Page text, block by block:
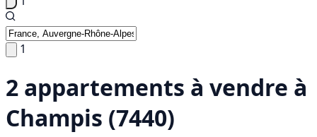
1
2 appartements à vendre à
Champis (7440)